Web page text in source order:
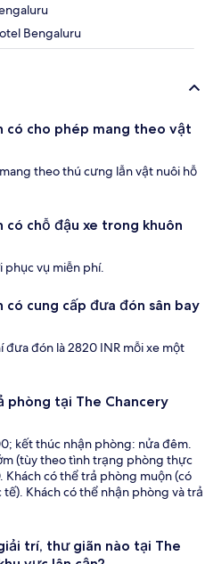
Bengaluru
có cho phép mang theo vật
theo thú cưng lẫn vật nuôi hỗ
có chỗ đậu xe trong khuôn
phục vụ miễn phí.
có cung cấp đưa đón sân bay
đưa đón là 2820 INR mỗi xe một
phòng tại The Chancery
kết thúc nhận phòng: nửa đêm.
(tùy theo tình trạng phòng thực
Khách có thể trả phòng muộn (có
Khách có thể nhận phòng và trả
trí, thư giãn nào tại The